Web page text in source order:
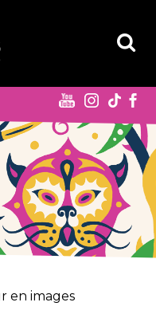
en images